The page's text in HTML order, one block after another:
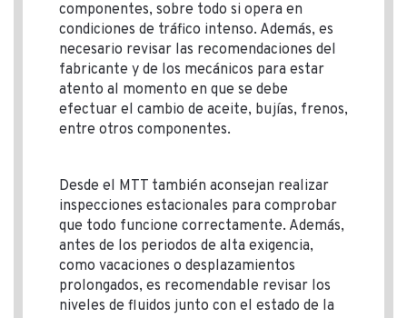
componentes, sobre todo si opera en
condiciones de tráfico intenso. Además, es
necesario revisar las recomendaciones del
fabricante y de los mecánicos para estar
atento al momento en que se debe
efectuar el cambio de aceite, bujías, frenos,
entre otros componentes.
Desde el MTT también aconsejan realizar
inspecciones estacionales para comprobar
que todo funcione correctamente. Además,
antes de los periodos de alta exigencia,
como vacaciones o desplazamientos
prolongados, es recomendable revisar los
niveles de fluidos junto con el estado de la